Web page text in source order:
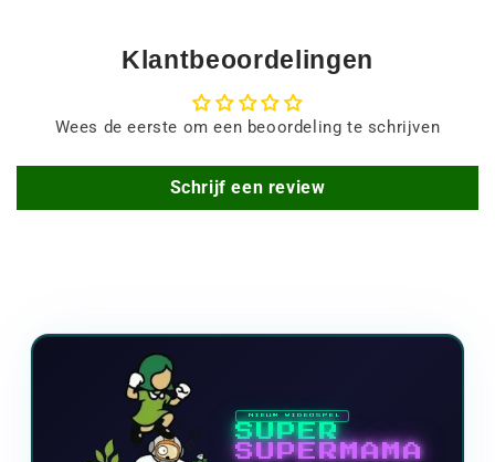
Klantbeoordelingen
Wees de eerste om een beoordeling te schrijven
Schrijf een review
NIEUW VIDEOSPEL
SUPER
SUPERMAMA